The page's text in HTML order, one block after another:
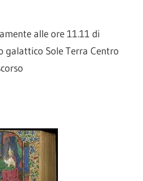
alle ore 11.11 di
galattico Sole Terra Centro